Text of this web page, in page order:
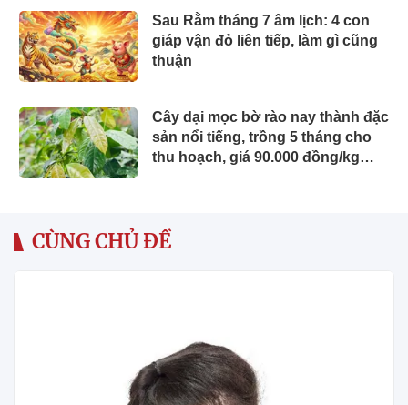
Sau Rằm tháng 7 âm lịch: 4 con
giáp vận đỏ liên tiếp, làm gì cũng
thuận
Cây dại mọc bờ rào nay thành đặc
sản nổi tiếng, trồng 5 tháng cho
thu hoạch, giá 90.000 đồng/kg
CÙNG CHỦ ĐỀ